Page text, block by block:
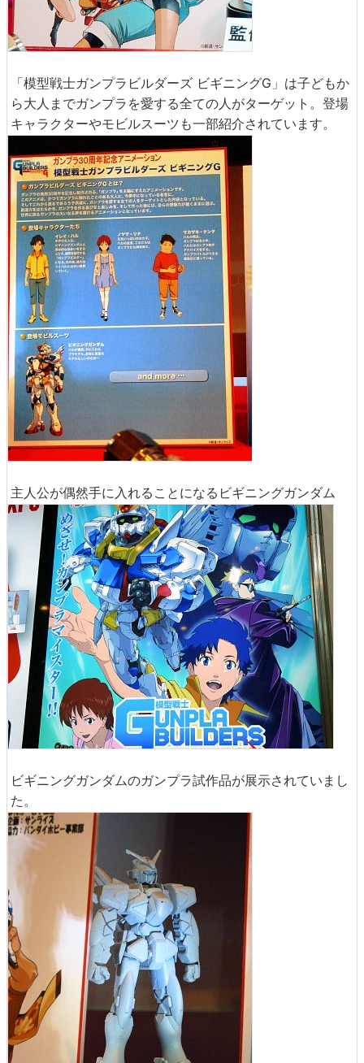
「模型戦士ガンプラビルダーズ ビギニングG」は子どもか
ら大人までガンプラを愛する全ての人がターゲット。登場
キャラクターやモビルスーツも一部紹介されています。
主人公が偶然手に入れることになるビギニングガンダム
ビギニングガンダムのガンプラ試作品が展示されていまし
た。